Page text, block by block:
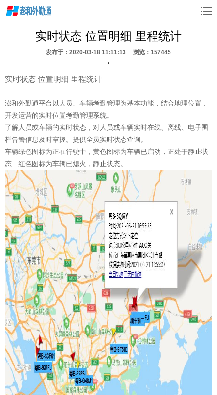
实时状态 位置明细 里程统计
发布于：2020-03-18 11:11:13 浏览： 157445
实时状态 位置明细 里程统计
澎和外勤通平台以人员、车辆考勤管理为基本功能，结合地理位置，
开发运营的实时位置考勤管理系统。
了解人员或车辆的实时状态，对人员或车辆实时在线、离线、电子围
栏告警信息及时掌握。提供全员实时状态查询。
车辆绿色图标为正在行驶中，黄色图标为车辆已启动，正处于静止状
态，红色图标为车辆已熄火，静止状态。